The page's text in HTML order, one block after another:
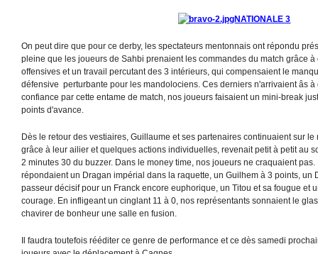
NATIONALE 3
On peut dire que pour ce derby, les spectateurs mentonnais ont répondu
pleine que les joueurs de Sahbi prenaient les commandes du match grâce
offensives et un travail percutant des 3 intérieurs, qui compensaient le
défensive perturbante pour les mandolociens. Ces derniers n'arrivaient âs
confiance par cette entame de match, nos joueurs faisaient un mini-break
points d'avance.
Dès le retour des vestiaires, Guillaume et ses partenaires continuaient sur
grâce à leur ailier et quelques actions individuelles, revenait petit à petit au
2 minutes 30 du buzzer. Dans le money time, nos joueurs ne craquaient
répondaient un Dragan impérial dans la raquette, un Guilhem à 3 points, un
passeur décisif pour un Franck encore euphorique, un Titou et sa fougue et
courage. En infligeant un cinglant 11 à 0, nos représentants sonnaient le
chavirer de bonheur une salle en fusion.
Il faudra toutefois rééditer ce genre de performance et ce dès samedi